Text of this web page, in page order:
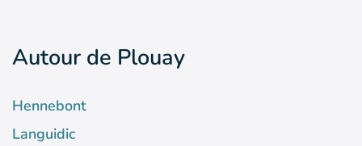
Autour de Plouay
Hennebont
Languidic